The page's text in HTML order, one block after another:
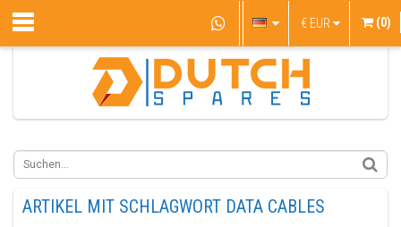
€ EUR (0)
ARTIKEL MIT SCHLAGWORT DATA CABLES